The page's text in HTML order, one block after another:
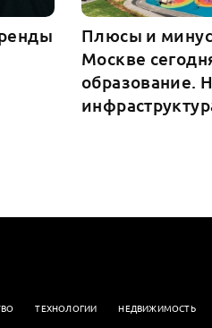
Плюсы и
Москве
образование.
ТЕХНОЛОГИИ НЕДВИЖИМОСТЬ